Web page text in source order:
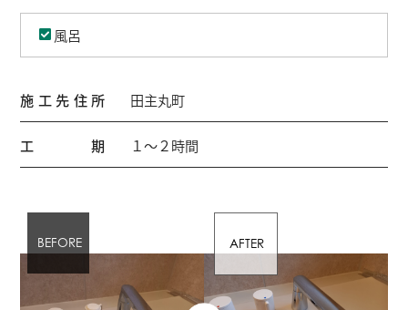
風呂
施工先住所 田主丸町
工期 １～２時間